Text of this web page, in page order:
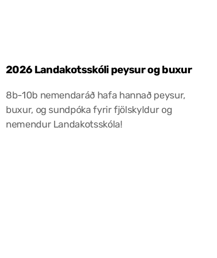
2026 Landakotsskóli peysur og buxur
8b-10b nemendaráð hafa hannað peysur,
buxur, og sundpóka fyrir fjölskyldur og
nemendur Landakotsskóla!